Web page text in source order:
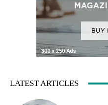
LATEST ARTICLES